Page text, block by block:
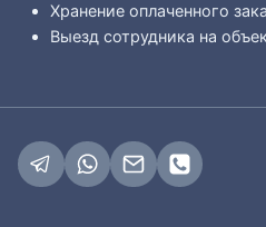
Хранение оплаченного
Выезд сотрудника на